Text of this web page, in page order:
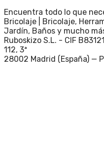
Encuentra todo lo que
Bricolaje | Bricolaje,
Jardín, Baños y mucho
Ruboskizo S.L. - CIF
112, 3ª
28002 Madrid (España) —